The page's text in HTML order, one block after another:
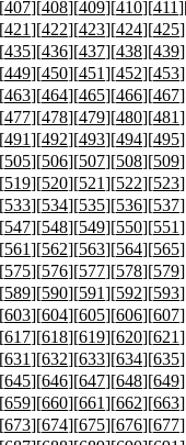
407][408][409][410][411
421][422][423][424][425
435][436][437][438][439
449][450][451][452][453
463][464][465][466][467
477][478][479][480][481
491][492][493][494][495
505][506][507][508][509
519][520][521][522][523
533][534][535][536][537
547][548][549][550][551
561][562][563][564][565
575][576][577][578][579
589][590][591][592][593
603][604][605][606][607
617][618][619][620][621
631][632][633][634][635
645][646][647][648][649
659][660][661][662][663
673][674][675][676][677